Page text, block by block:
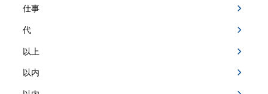
仕事
代
以上
以内